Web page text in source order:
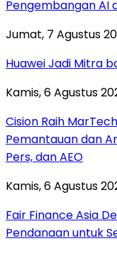
Pengembangan AI
Jumat, 7 Agustus
Huawei Jadi Mitra
Kamis, 6 Agustus
Cision Raih
Pemantauan dan
Pers, dan AEO
Kamis, 6 Agustus
Fair Finance Asia
Pendanaan untuk